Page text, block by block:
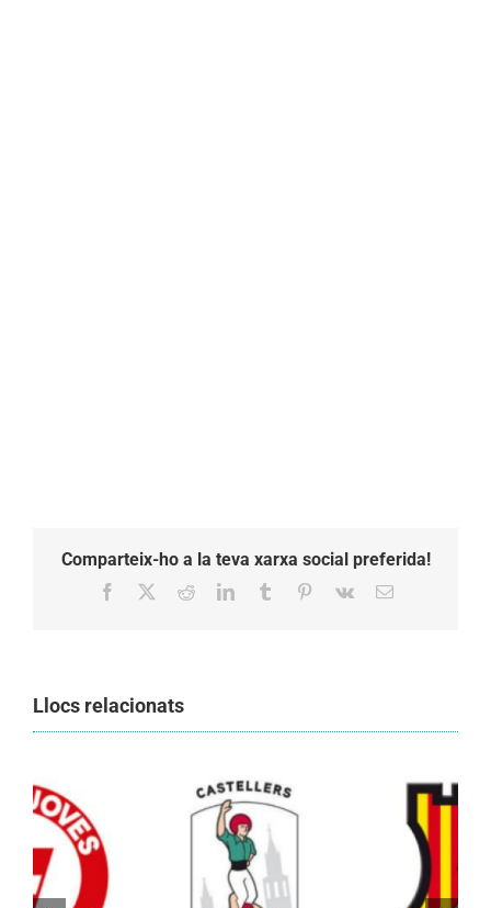
Comparteix-ho a la teva xarxa social preferida!
Facebook RedditLinkedInTumblr Pinterest
Vk Email:
Llocs relacionats